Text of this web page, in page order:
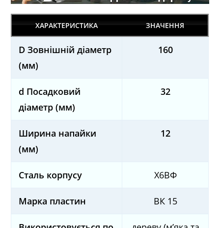
ХАРАКТЕРИСТИКА ЗНАЧЕННЯ
D Зовнішній діаметр
(мм)
160
d Посадковий
діаметр (мм)
32
Ширина напайки
(мм)
12
Сталь корпусу Х6ВФ
Марка пластин ВК 15